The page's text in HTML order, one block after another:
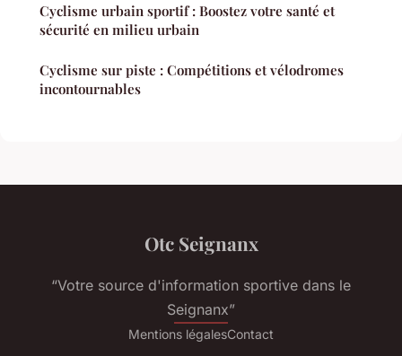
Cyclisme urbain sportif : Boostez votre santé et
sécurité en milieu urbain
Cyclisme sur piste : Compétitions et vélodromes
incontournables
Otc Seignanx
“Votre source d'information sportive dans le
Seignanx”
Mentions légalesContact